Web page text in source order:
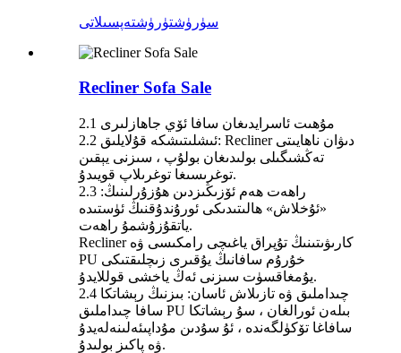
سۈرۈشتۈرۈشتەپسىلاتى
Recliner Sofa Sale
2.1 مۇھىت ئاسرايدىغان سافا ئۆي جاھازلىرى
2.2 ئىشلىتىشكە قۇلايلىق: Recliner دىۋان ناھايىتى
تەڭشىگىلى بولىدىغان بولۇپ ، سىزنى يېقىن
توغرىسىغا توغرىلاپ قويىدۇ.
2.3 راھەت ھەم ئۆزىڭىزدىن ھۇزۇرلىنىڭ:
«ئۇخلاش» ھالىتىدىكى ئورۇندۇقنىڭ ئۈستىدە
ياتقۇزۇشمۇ راھەت.
Recliner كارىۋىتىنىڭ تۇپراق ياغىچى رامكىسى ۋە
PU خۇرۇم سافانىڭ يۇقىرى زىچلىقتىكى
يۇمغاقسۈت سىزنى ئەڭ ياخشى قوللايدۇ.
2.4 چىداملىق ۋە تازىلاش ئاسان: بىزنىڭ رېشاتكا
سافا چىداملىق PU بىلەن ئورالغان ، سۇ رېشاتكا
سافاغا تۆكۈلگەندە ، ئۇ سۇدىن مۇداپىئەلىنەلەيدۇ
ۋە پاكىز بولىدۇ.